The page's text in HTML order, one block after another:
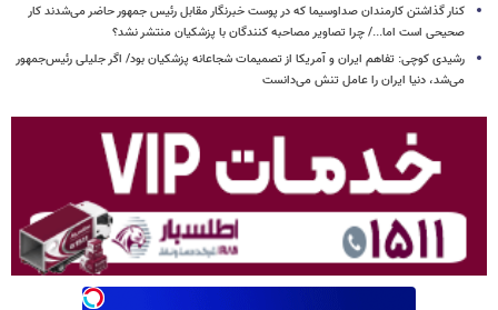
کنار گذاشتن کارمندان صداوسیما که در پوست خبرنگار مقابل رئیس جمهور حاضر می‌شدند کار
صحیحی است اما.../ چرا تصاویر مصاحبه کنندگان با پزشکیان منتشر نشد؟
رشیدی کوچی: تفاهم ایران و آمریکا از تصمیمات شجاعانه پزشکیان بود/ اگر جلیلی رئیس‌جمهور
می‌شد، دنیا ایران را عامل تنش می‌دانست